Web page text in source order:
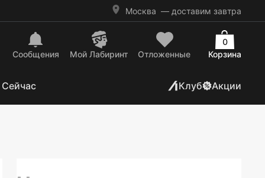
Москва — доставим завтра
Сообщения Mой Лабиринт Отложенные Корзина
0
Клуб Акции